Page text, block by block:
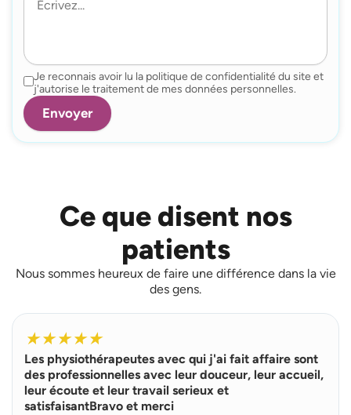
Je reconnais avoir lu la politique de confidentialité du site et
j'autorise le traitement de mes données personnelles.
Ce que disent nos
patients
Nous sommes heureux de faire une différence dans la vie
des gens.
★★★★★
Les physiothérapeutes avec qui j'ai fait affaire sont
des professionnelles avec leur douceur, leur accueil,
leur écoute et leur travail serieux et
satisfaisantBravo et merci
L